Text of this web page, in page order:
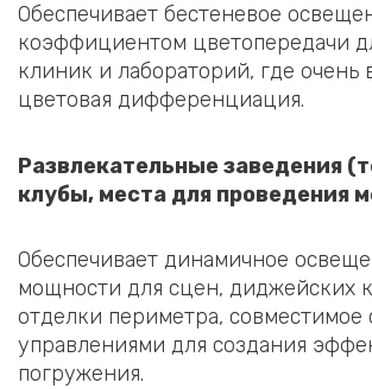
Обеспечивает бестеневое
коэффициентом цветопередачи
клиник и лабораторий, где очень
цветовая дифференциация.
Развлекательные заведения
клубы, места для проведения
Обеспечивает динамичное
мощности для сцен, диджейских
отделки периметра, совместимое
управлениями для создания
погружения.